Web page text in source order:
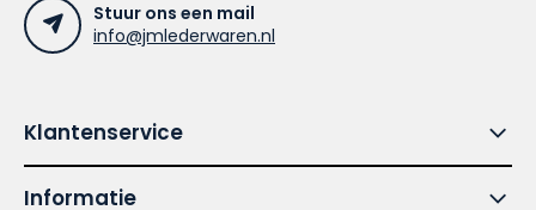
Stuur ons een mail
info@jmlederwaren.nl
Klantenservice
Informatie